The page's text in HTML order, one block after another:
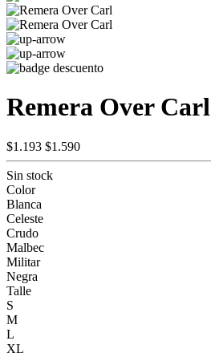
Remera Over Carl
$1.193 $1.590
Sin stock
Color
Blanca
Celeste
Crudo
Malbec
Militar
Negra
Talle
S
M
L
XL